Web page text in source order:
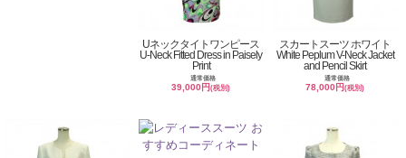
Uネックタイトワンピース
U-Neck Fitted Dress in Paisely
Print
通常価格
39,000円(税別)
スカートスーツ ホワイト
White Peplum V-Neck Jacket
and Pencil Skirt
通常価格
78,000円(税別)